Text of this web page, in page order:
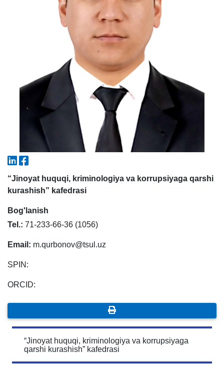
“Jinoyat huquqi, kriminologiya va korrupsiyaga qarshi
kurashish” kafedrasi
Bog'lanish
Tel.: 71-233-66-36 (1056)
Email: m.qurbonov@tsul.uz
SPIN:
ORCID:
“Jinoyat huquqi, kriminologiya va korrupsiyaga
qarshi kurashish” kafedrasi
7. Call-center (4)
✉️ Adminga yozish